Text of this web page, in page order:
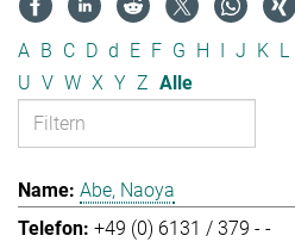
A B C D d E F G H I J K L
U V W X Y Z Alle
Abe, Naoya
+49 (0) 6131 / 379 - -